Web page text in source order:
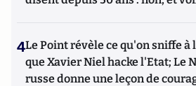
4Le Point révèle ce qu'on sniffe
que Xavier Niel hacke l'Etat; Le
russe donne une leçon de